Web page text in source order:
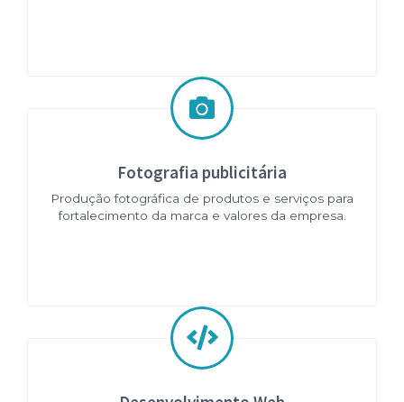
Fotografia publicitária
Produção fotográfica de produtos e serviços para
fortalecimento da marca e valores da empresa.